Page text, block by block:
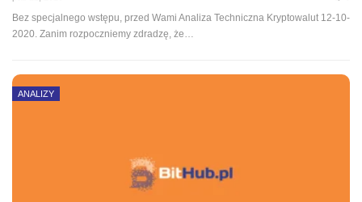
Bez specjalnego wstępu, przed Wami Analiza Techniczna Kryptowalut 12-10-
2020. Zanim rozpoczniemy zdradzę, że…
ANALIZY